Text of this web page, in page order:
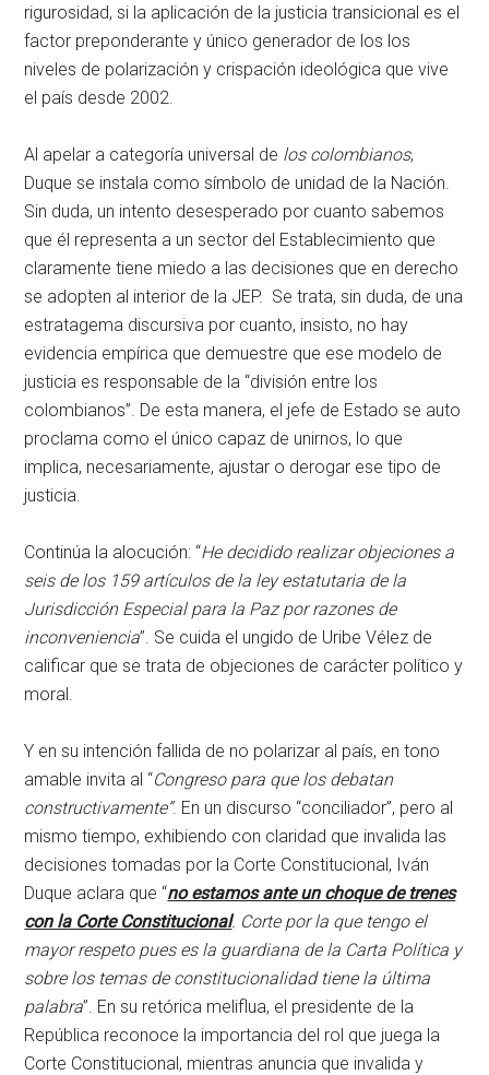
rigurosidad, si la aplicación de la justicia transicional es el
factor preponderante y único generador de los los
niveles de polarización y crispación ideológica que vive
el país desde 2002.
Al apelar a categoría universal de los colombianos,
Duque se instala como símbolo de unidad de la Nación.
Sin duda, un intento desesperado por cuanto sabemos
que él representa a un sector del Establecimiento que
claramente tiene miedo a las decisiones que en derecho
se adopten al interior de la JEP. Se trata, sin duda, de una
estratagema discursiva por cuanto, insisto, no hay
evidencia empírica que demuestre que ese modelo de
justicia es responsable de la “división entre los
colombianos”. De esta manera, el jefe de Estado se auto
proclama como el único capaz de unirnos, lo que
implica, necesariamente, ajustar o derogar ese tipo de
justicia.
Continúa la alocución: “He decidido realizar objeciones a
seis de los 159 artículos de la ley estatutaria de la
Jurisdicción Especial para la Paz por razones de
inconveniencia”. Se cuida el ungido de Uribe Vélez de
calificar que se trata de objeciones de carácter político y
moral.
Y en su intención fallida de no polarizar al país, en tono
amable invita al “Congreso para que los debatan
constructivamente”. En un discurso “conciliador”, pero al
mismo tiempo, exhibiendo con claridad que invalida las
decisiones tomadas por la Corte Constitucional, Iván
Duque aclara que “no estamos ante un choque de trenes
con la Corte Constitucional. Corte por la que tengo el
mayor respeto pues es la guardiana de la Carta Política y
sobre los temas de constitucionalidad tiene la última
palabra”. En su retórica meliflua, el presidente de la
República reconoce la importancia del rol que juega la
Corte Constitucional, mientras anuncia que invalida y